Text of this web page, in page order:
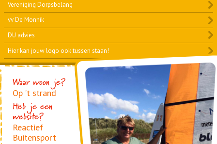
Vereniging Dorpsbelang
vv De Monnik
DU advies
Hier kan jouw logo ook tussen staan!
Foto
Waar woon je?
Op 't strand
Heb je een
website?
Reactief
Buitensport